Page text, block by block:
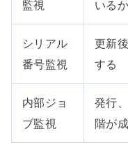
監視
いる
シリアル
番号監視
更新
する
内部ジョ
ブ監視
発行
階が